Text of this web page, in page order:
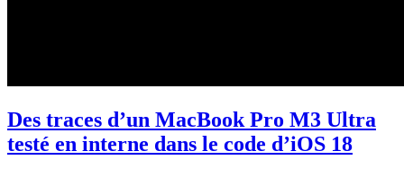
Des traces d’un MacBook Pro M3 Ultra
testé en interne dans le code d’iOS 18